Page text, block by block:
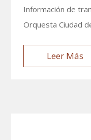
Información de
Orquesta Ciudad
Leer Más